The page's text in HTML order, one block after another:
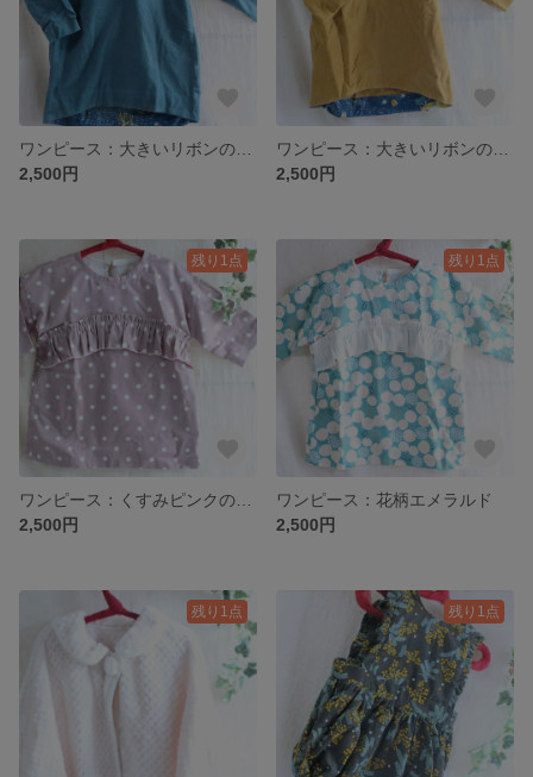
2,500円
2,500円
残り1点
2,500円
残り1点
ワンピース：花柄エメラルド
2,500円
残り1点 残り1点